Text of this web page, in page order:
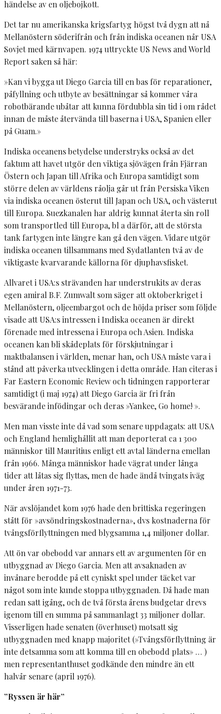
händelse av en oljebojkott.
Det tar nu amerikanska krigsfartyg högst två dygn att nå
Mellanöstern söderifrån och från indiska oceanen når USA
Sovjet med kärnvapen. 1974 uttryckte US News and World
Report saken så här:
»Kan vi bygga ut Diego Garcia till en bas för reparationer,
påfyllning och utbyte av besättningar så kommer våra
robotbärande ubåtar att kunna fördubbla sin tid i om rådet
innan de måste återvända till baserna i USA, Spanien eller
på Guam.»
Indiska oceanens betydelse understryks också av det
faktum att havet utgör den viktiga sjövägen från Fjärran
Östern och Japan till Afrika och Europa samtidigt som
större delen av världens råolja går ut från Persiska Viken
via indiska oceanen österut till Japan och USA, och västerut
till Europa. Suezkanalen har aldrig kunnat återta sin roll
som transportled till Europa, bl a därför, att de största
tank fartygen inte längre kan gå den vägen. Vidare utgör
indiska oceanen tillsammans med Sydatlanten två av de
viktigaste kvarvarande källorna för djuphavsfisket.
Allvaret i USA:s strävanden har understrukits av deras
egen amiral B.F. Zumwalt som säger att oktoberkriget i
Mellanöstern, oljeembargot och de höjda priser som följde
visade att USA:s intressen i Indiska oceanen är direkt
förenade med intressena i Europa och Asien. Indiska
oceanen kan bli skådeplats för förskjutningar i
maktbalansen i världen, menar han, och USA måste vara i
stånd att påverka utvecklingen i detta område. Han citeras i
Far Eastern Economic Review och tidningen rapporterar
samtidigt (i maj 1974) att Diego Garcia är fri från
besvärande infödingar och deras »Yankee, Go home! ».
Men man visste inte då vad som senare uppdagats: att USA
och England hemlighållit att man deporterat ca 1 300
människor till Mauritius enligt ett avtal länderna emellan
från 1966. Många människor hade vägrat under långa
tider att låtas sig flyttas, men de hade ändå tvingats iväg
under åren 1971-73.
När avslöjandet kom 1976 hade den brittiska regeringen
stått för »avsöndringskostnaderna», dvs kostnaderna för
tvångsförflyttningen med blygsamma 1,4 miljoner dollar.
Att ön var obebodd var annars ett av argumenten för en
utbyggnad av Diego Garcia. Men att avsaknaden av
invånare berodde på ett cyniskt spel under täcket var
något som inte kunde stoppa utbyggnaden. Då hade man
redan satt igång, och de två första årens budgetar drevs
igenom till en summa på sammanlagt 33 miljoner dollar.
Visserligen hade senaten (överhuset) motsatt sig
utbyggnaden med knapp majoritet (»Tvångsförflyttning är
inte detsamma som att komma till en obebodd plats» … )
men representanthuset godkände den mindre än ett
halvår senare (april 1976).
”Ryssen är här”